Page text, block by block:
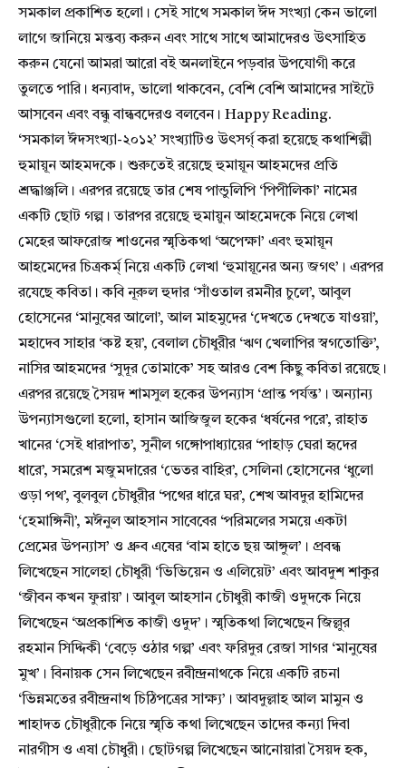
সমকাল প্রকাশিত হলো। সেই সাথে সমকাল ঈদ সংখ্যা কেন ভালো
লাগে জানিয়ে মন্তব্য করুন এবং সাথে সাথে আমাদেরও উৎসাহিত
করুন যেনো আমরা আরো বই অনলাইনে পড়বার উপযোগী করে
তুলতে পারি। ধন্যবাদ, ভালো থাকবেন, বেশি বেশি আমাদের সাইটে
আসবেন এবং বন্ধু বান্ধবদেরও বলবেন। Happy Reading.
‘সমকাল ঈদসংখ্যা-২০১২’ সংখ্যাটিও উৎসর্গ্ করা হয়েছে কথাশিল্পী
হুমায়ূন আহমদকে। শুরুতেই রয়েছে হুমায়ূন আহমদের প্রতি
শ্রদ্ধাঞ্জলি। এরপর রয়েছে তার শেষ পান্ডুলিপি ‘পিপীলিকা’ নামের
একটি ছোট গল্প। তারপর রয়েছে হুমায়ুন আহমেদকে নিয়ে লেখা
মেহের আফরোজ শাওনের স্মৃতিকথা ‘অপেক্ষা’ এবং হুমায়ূন
আহমেদের চিত্রকর্ম্ নিয়ে একটি লেখা ‘হুমায়ূনের অন্য জগৎ’। এরপর
রযেছে কবিতা। কবি নূরুল হুদার ‘সাঁওতাল রমনীর চুলে’, আবুল
হোসেনের ‘মানুষের আলো’, আল মাহমুদের ‘দেখতে দেখতে যাওয়া’,
মহাদেব সাহার ‘কষ্ট হয়’, বেলাল চৌধুরীর ‘ঋণ খেলাপির স্বগতোক্তি’,
নাসির আহমদের ‘সুদূর তোমাকে’ সহ আরও বেশ কিছু কবিতা রয়েছে।
এরপর রয়েছে সৈয়দ শামসুল হকের উপন্যাস ‘প্রান্ত পর্যন্ত’। অন্যান্য
উপন্যাসগুলো হলো, হাসান আজিজুল হকের ‘ধর্ষনের পরে’, রাহাত
খানের ‘সেই ধারাপাত’, সুনীল গঙ্গোপাধ্যায়ের ‘পাহাড় ঘেরা হৃদের
ধারে’, সমরেশ মজুমদারের ‘ভেতর বাহির’, সেলিনা হোসেনের ‘ধুলো
ওড়া পথ’, বুলবুল চৌধুরীর ‘পথের ধারে ঘর’, শেখ আবদুর হামিদের
‘হেমাঙ্গিনী’, মঈনুল আহসান সাবেবের ‘পরিমলের সময়ে একটা
প্রেমের উপন্যাস’ ও ধ্রুব এষের ‘বাম হাতে ছয় আঙ্গুল’। প্রবন্ধ
লিখেছেন সালেহা চৌধুরী ‘ভিভিয়েন ও এলিয়েট’ এবং আবদুশ শাকুর
‘জীবন কখন ফুরায়’। আবুল আহসান চৌধুরী কাজী ওদুদকে নিয়ে
লিখেছেন ‘অপ্রকাশিত কাজী ওদুদ’। স্মৃতিকথা লিখেছেন জিল্লুর
রহমান সিদ্দিকী ‘বেড়ে ওঠার গল্প’ এবং ফরিদুর রেজা সাগর ‘মানুষের
মুখ’। বিনায়ক সেন লিখেছেন রবীন্দ্রনাথকে নিয়ে একটি রচনা
‘ভিন্নমতের রবীন্দ্রনাথ চিঠিপত্রের সাক্ষ্য’। আবদুল্লাহ আল মামুন ও
শাহাদত চৌধুরীকে নিয়ে স্মৃতি কথা লিখেছেন তাদের কন্যা দিবা
নারগীস ও এষা চৌধুরী। ছোটগল্প লিখেছেন আনোয়ারা সৈয়দ হক,